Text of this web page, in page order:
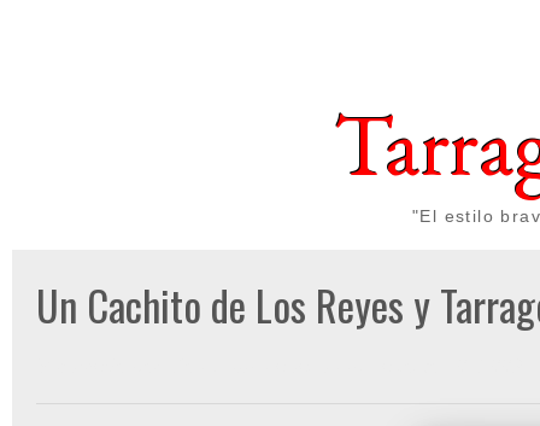
"El estilo
Un Cachito de Los Reyes y